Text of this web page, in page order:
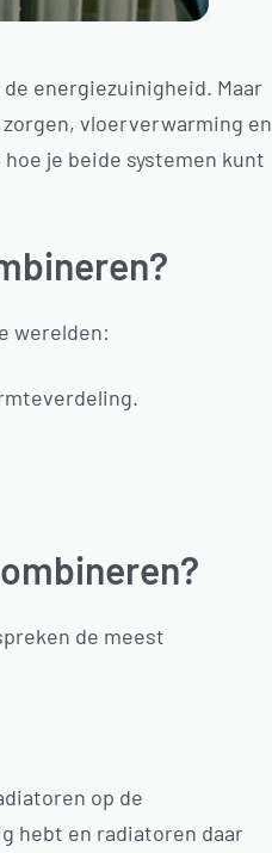
energiezuinigheid. Maar
vloerverwarming en
je beide systemen kunt
werelden:
de meest
op de
hebt en radiatoren daar